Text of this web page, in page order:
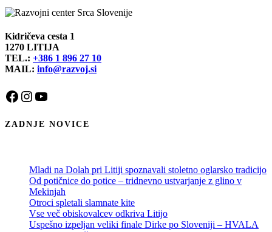
Kidričeva cesta 1
1270 LITIJA
TEL.: +386 1 896 27 10
MAIL: info@razvoj.si
Facebook
Instagram
YouTube
ZADNJE NOVICE
Mladi na Dolah pri Litiji spoznavali stoletno oglarsko tradicijo
Od potičnice do potice – tridnevno ustvarjanje z glino v
Mekinjah
Otroci spletali slamnate kite
Vse več obiskovalcev odkriva Litijo
Uspešno izpeljan veliki finale Dirke po Sloveniji – HVALA